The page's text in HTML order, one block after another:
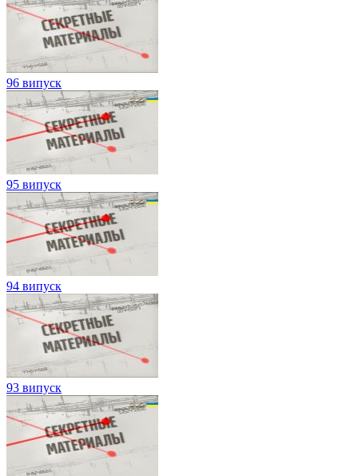
96 випуск
95 випуск
94 випуск
93 випуск